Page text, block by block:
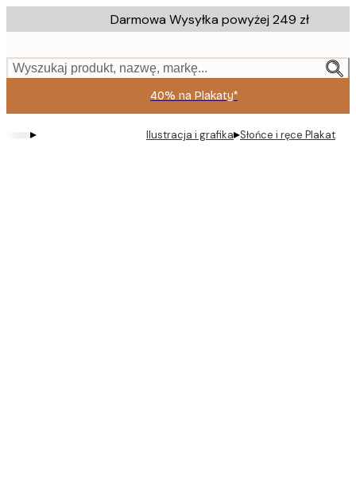
to
content.
Darmowa Wysyłka powyżej 249 zł
Wyszukaj produkt, nazwę, markę...
40% na Plakaty*
▸ Ilustracja i grafika▸Słońce i ręce Plakat